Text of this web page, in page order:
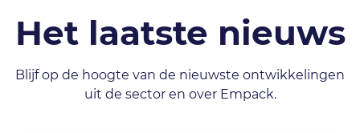
Het laatste nieuws
Blijf op de hoogte van de nieuwste ontwikkelingen
uit de sector en over Empack.